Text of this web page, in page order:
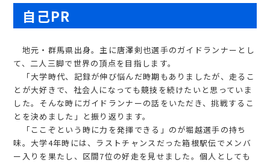
自己PR
地元・群馬県出身。主に唐澤剣也選手のガイドランナーとし
て、二人三脚で世界の頂点を目指します。
「大学時代、記録が伸び悩んだ時期もありましたが、走るこ
とが大好きで、社会人になっても競技を続けたいと思っていま
した。そんな時にガイドランナーの話をいただき、挑戦するこ
とを決めました」と振り返ります。
「ここぞという時に力を発揮できる」のが堀越選手の持ち
味。大学4年時には、ラストチャンスだった箱根駅伝でメンバ
ー入りを果たし、区間7位の好走を見せました。個人としても